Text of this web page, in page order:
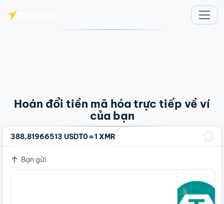
Hoán đổi tiền mã hóa trực tiếp về ví
của bạn
388,81966513 USDT0=1 XMR
Bạn gửi